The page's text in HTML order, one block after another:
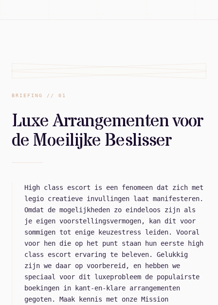
BRIEFING // 01
Luxe Arrangementen voor
de Moeilijke Beslisser
High class escort is een fenomeen dat zich met
legio creatieve invullingen laat manifesteren.
Omdat de mogelijkheden zo eindeloos zijn als
je eigen voorstellingsvermogen, kan dit voor
sommigen tot enige keuzestress leiden. Vooral
voor hen die op het punt staan hun eerste high
class escort ervaring te beleven. Gelukkig
zijn we daar op voorbereid, en hebben we
speciaal voor dit luxeprobleem de populairste
boekingen in kant-en-klare arrangementen
gegoten. Maak kennis met onze Mission